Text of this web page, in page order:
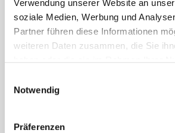
Verwendung unserer Website an
soziale Medien, Werbung und
Partner führen diese Informationen
weiteren Daten zusammen, die Sie
Notwendig
Präferenzen